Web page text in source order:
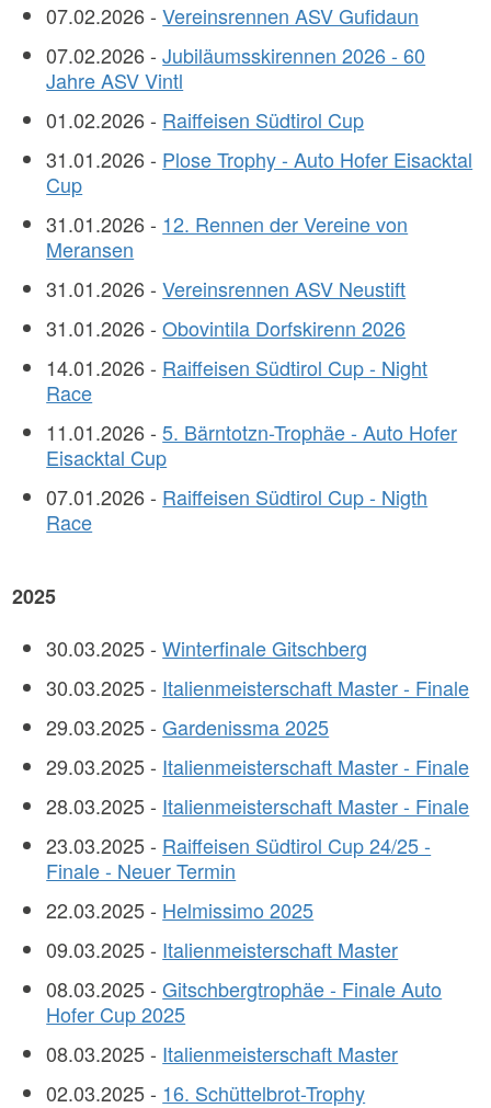
07.02.2026 -Vereinsrennen ASV Gufidaun
07.02.2026 -Jubiläumsskirennen 2026 - 60
Jahre ASV Vintl
01.02.2026 - Raiffeisen Südtirol Cup
31.01.2026 - Plose Trophy - Auto Hofer Eisacktal
Cup
31.01.2026 - 12. Rennen der Vereine von
Meransen
31.01.2026 -Vereinsrennen ASV Neustift
31.01.2026 -Obovintila Dorfskirenn 2026
14.01.2026 - Raiffeisen Südtirol Cup - Night
Race
11.01.2026 -5. Bärntotzn-Trophäe - Auto Hofer
Eisacktal Cup
07.01.2026 - Raiffeisen Südtirol Cup - Nigth
Race
2025
30.03.2025 -Winterfinale Gitschberg
30.03.2025 - Italienmeisterschaft Master - Finale
29.03.2025 -Gardenissma 2025
29.03.2025 - Italienmeisterschaft Master - Finale
28.03.2025 - Italienmeisterschaft Master - Finale
23.03.2025 - Raiffeisen Südtirol Cup 24/25 -
Finale - Neuer Termin
22.03.2025 - Helmissimo 2025
09.03.2025 - Italienmeisterschaft Master
08.03.2025 -Gitschbergtrophäe - Finale Auto
Hofer Cup 2025
08.03.2025 - Italienmeisterschaft Master
02.03.2025 - 16. Schüttelbrot-Trophy